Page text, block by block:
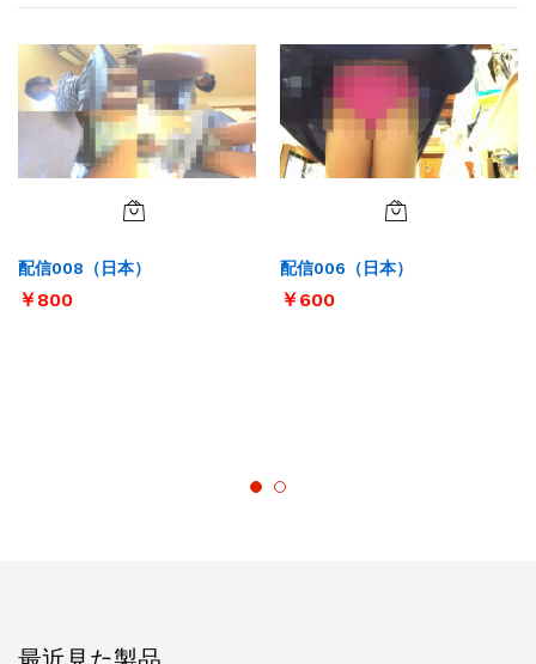
配信008（日本）
￥800
配信006（日本）
￥600